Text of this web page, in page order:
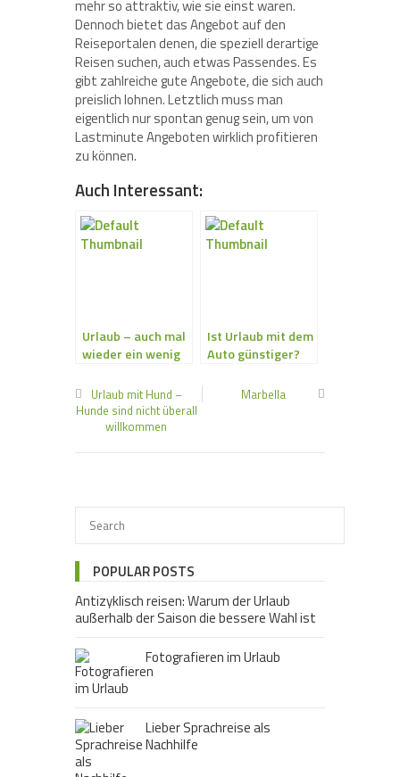
mehr so attraktiv, wie sie einst waren.
Dennoch bietet das Angebot auf den
Reiseportalen denen, die speziell derartige
Reisen suchen, auch etwas Passendes. Es
gibt zahlreiche gute Angebote, die sich auch
preislich lohnen. Letztlich muss man
eigentlich nur spontan genug sein, um von
Lastminute Angeboten wirklich profitieren
zu können.
Auch Interessant:
Urlaub – auch mal
wieder ein wenig
erleben…..
Ist Urlaub mit dem
Auto günstiger?
Urlaub mit Hund –
Hunde sind nicht überall
willkommen
Marbella
POPULAR POSTS
Antizyklisch reisen: Warum der Urlaub
außerhalb der Saison die bessere Wahl ist
Fotografieren im Urlaub
Lieber Sprachreise als
Nachhilfe